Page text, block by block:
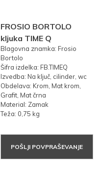
FROSIO BORTOLO
kljuka TIME Q
Blagovna znamka: Frosio
Bortolo
Šifra izdelka: FB.TIMEQ
Izvedba: Na ključ, cilinder, wc
Obdelava: Krom, Mat krom,
Grafit, Mat črna
Material: Zamak
Teža: 0,75 kg
POŠLJI POVPRAŠEVANJE